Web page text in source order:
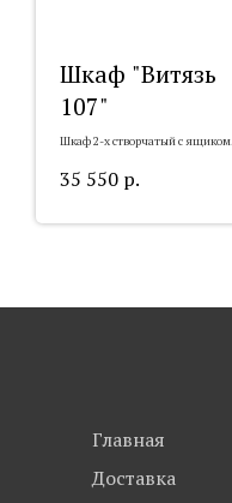
Шкаф "Витязь
107"
Шкаф 2-х створчатый с ящиком
35 550 р.
Главная
Доставка